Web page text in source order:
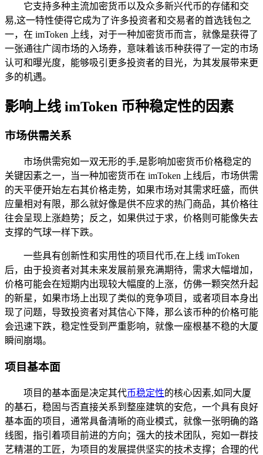
它支持多种主流加密货币以及众多新兴代币的存储和交
易,这一特性使得它成为了许多投资者和交易者的首选钱包之
一，在 imToken 上线，对于一种加密货币而言，就像是获得了
一张通往广阔市场的入场券，意味着该币种获得了一定的市场
认可和曝光度，能够吸引更多投资者的目光，为其发展带来更
多的机遇。
影响上线 imToken 币种稳定性的因素
市场供需关系
市场供需宛如一双无形的手,是影响加密货币价格稳定的
关键因素之一，当一种加密货币在 imToken 上线后，市场供需
的天平便开始左右其价格走势，如果市场对其需求旺盛，而供
应量相对有限，那么就好像是供不应求的热门商品，其价格往
往会呈现上涨趋势；反之，如果供过于求，价格则可能像失去
支撑的气球一样下跌。
一些具有创新性和实用性的项目代币,在上线 imToken
后，由于投资者对其未来发展前景充满期待，需求大幅增加，
价格可能会在短期内出现较大幅度的上涨，仿佛一颗突然升起
的新星，如果市场上出现了类似的竞争项目，或者项目本身出
现了问题，导致投资者对其信心下降，那么该币种的价格可能
会迅速下跌，稳定性受到严重影响，就像一座根基不稳的大厦
瞬间崩塌。
项目基本面
项目的基本面是决定其代币稳定性的核心因素,如同大厦
的基石，稳固与否直接关系到整座建筑的安危，一个具有良好
基本面的项目，通常具备清晰的商业模式，就像一张明确的路
线图，指引着项目前进的方向；强大的技术团队，宛如一群技
艺精湛的工匠，为项目的发展提供坚实的技术支撑；合理的代